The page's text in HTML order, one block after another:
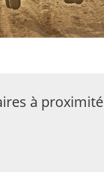
à proximité